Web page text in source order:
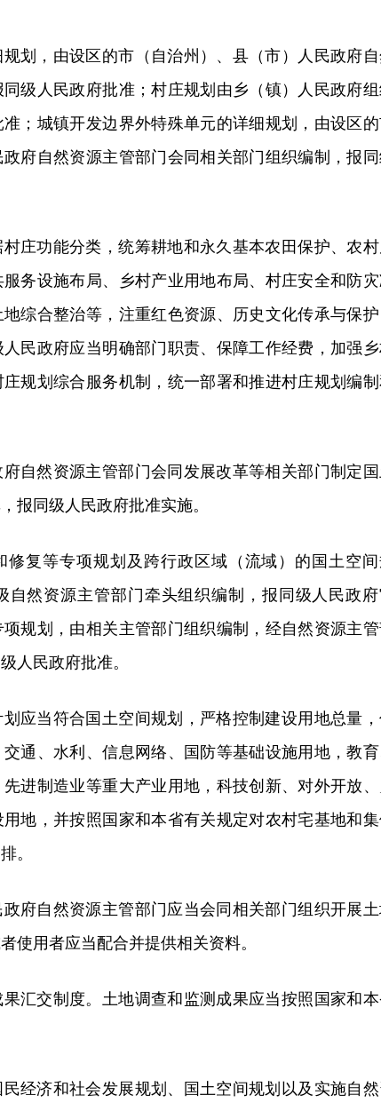
划，由设区的市（自治州）、县（市）人民政府
级人民政府批准；村庄规划由乡（镇）人民政府
；城镇开发边界外特殊单元的详细规划，由设区
政府自然资源主管部门会同相关部门组织编制，报
庄功能分类，统筹耕地和永久基本农田保护、农
务设施布局、乡村产业用地布局、村庄安全和防
综合整治等，注重红色资源、历史文化传承与保护
民政府应当明确部门职责、保障工作经费，加强
规划综合服务机制，统一部署和推进村庄规划编制
自然资源主管部门会同发展改革等相关部门制定
报同级人民政府批准实施。
修复等专项规划及跨行政区域（流域）的国土空
自然资源主管部门牵头组织编制，报同级人民政府
规划，由相关主管部门组织编制，经自然资源主
人民政府批准。
应当符合国土空间规划，严格控制建设用地总量
通、水利、信息网络、国防等基础设施用地，教育
进制造业等重大产业用地，科技创新、对外开放
地，并按照国家和本省有关规定对农村宅基地和
。
府自然资源主管部门应当会同相关部门组织开展
使用者应当配合并提供相关资料。
汇交制度。土地调查和监测成果应当按照国家和
经济和社会发展规划、国土空间规划以及实施自